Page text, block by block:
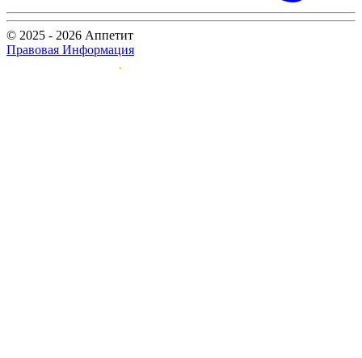
© 2025 - 2026 Аппетит
Правовая Информация